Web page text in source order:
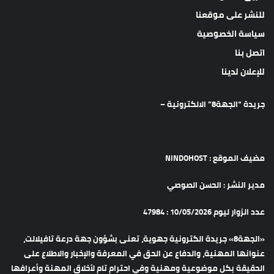
للنشر على موقعنا
سياسة الخصوصية
اتصل بنا
للإعلان لدينا
جريدة “الجهة8” الالكترونية –
مضيف الموقع : NINDOHOST
مدير النشر : الحسن الصوصي
عدد الزوار ليوم 10/05/2026 : 47984
«الجهة8» جريدة الكترونية جهوية، تعنى بشؤون جهة درعة تافيلالت،
عنوانها المهنية، والدفاع عن الحق في المعرفة والإخبار والاطلاع على
الحقيقة بكل موضوعية ومهنية وفي احترام تام لأخلاق المهنة وأعرافها